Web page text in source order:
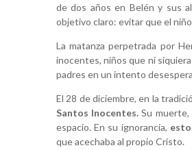
de dos años en Belén y sus
objetivo claro: evitar que el
La matanza perpetrada por
inocentes, niños que ni
padres en un intento
El 28 de diciembre, en la
Santos Inocentes.Su
espacio. En su ignorancia,
que acechaba al propio Cristo.